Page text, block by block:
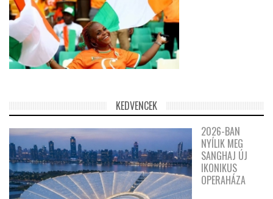
KEDVENCEK
2026-BAN
NYÍLIK MEG
SANGHAJ ÚJ
IKONIKUS
OPERAHÁZA